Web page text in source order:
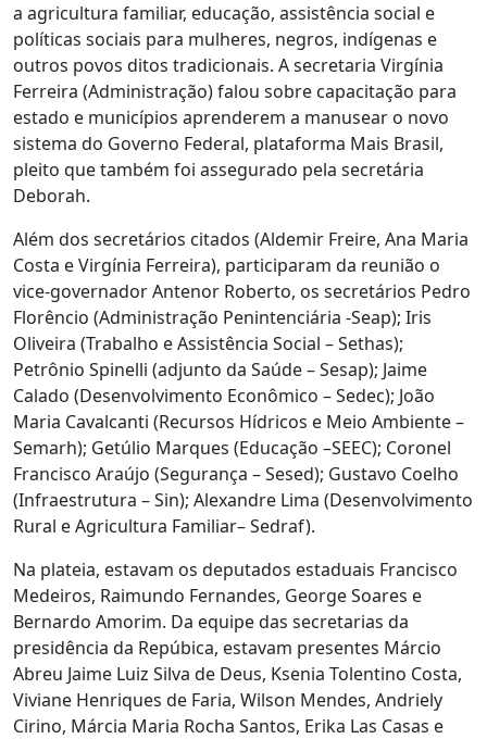
a agricultura familiar, educação, assistência social e
políticas sociais para mulheres, negros, indígenas e
outros povos ditos tradicionais. A secretaria Virgínia
Ferreira (Administração) falou sobre capacitação para
estado e municípios aprenderem a manusear o novo
sistema do Governo Federal, plataforma Mais Brasil,
pleito que também foi assegurado pela secretária
Deborah.
Além dos secretários citados (Aldemir Freire, Ana Maria
Costa e Virgínia Ferreira), participaram da reunião o
vice-governador Antenor Roberto, os secretários Pedro
Florêncio (Administração Penintenciária -Seap); Iris
Oliveira (Trabalho e Assistência Social – Sethas);
Petrônio Spinelli (adjunto da Saúde – Sesap); Jaime
Calado (Desenvolvimento Econômico – Sedec); João
Maria Cavalcanti (Recursos Hídricos e Meio Ambiente –
Semarh); Getúlio Marques (Educação –SEEC); Coronel
Francisco Araújo (Segurança – Sesed); Gustavo Coelho
(Infraestrutura – Sin); Alexandre Lima (Desenvolvimento
Rural e Agricultura Familiar– Sedraf).
Na plateia, estavam os deputados estaduais Francisco
Medeiros, Raimundo Fernandes, George Soares e
Bernardo Amorim. Da equipe das secretarias da
presidência da Repúbica, estavam presentes Márcio
Abreu Jaime Luiz Silva de Deus, Ksenia Tolentino Costa,
Viviane Henriques de Faria, Wilson Mendes, Andriely
Cirino, Márcia Maria Rocha Santos, Erika Las Casas e